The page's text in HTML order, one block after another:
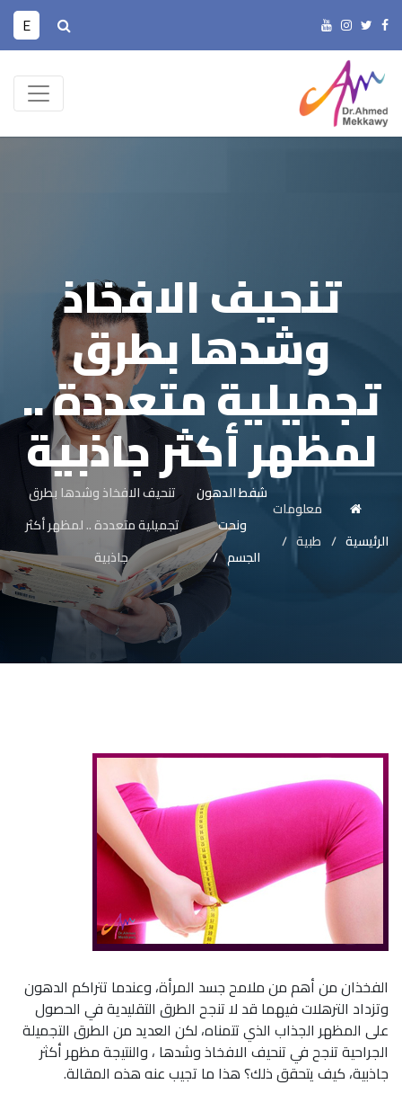
E
تنحيف الافخاذ
وشدها بطرق
تجميلية متعددة ..
لمظهر أكثر جاذبية
الرئيسية
معلومات
طبية
شفط الدهون
ونحت
الجسم
تنحيف الافخاذ وشدها بطرق
تجميلية متعددة .. لمظهر أكثر
جاذبية
الفخذان من أهم من ملامح جسد المرأة، وعندما تتراكم الدهون
وتزداد الترهلات فيهما قد لا تنجح الطرق التقليدية في الحصول
على المظهر الجذاب الذي تتمناه، لكن العديد من الطرق التجميلة
الجراحية تنجح في تنحيف الافخاذ وشدها ، والنتيجة مظهر أكثر
جاذبية، كيف يتحقق ذلك؟ هذا ما تجيب عنه هذه المقالة.